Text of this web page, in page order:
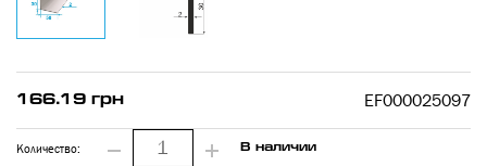
166.19 грн EF000025097
Количество: В наличии